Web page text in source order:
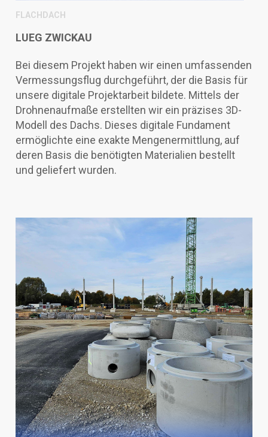
FLACHDACH
LUEG ZWICKAU
Bei diesem Projekt haben wir einen umfassenden
Vermessungsflug durchgeführt, der die Basis für
unsere digitale Projektarbeit bildete. Mittels der
Drohnenaufmaße erstellten wir ein präzises 3D-
Modell des Dachs. Dieses digitale Fundament
ermöglichte eine exakte Mengenermittlung, auf
deren Basis die benötigten Materialien bestellt
und geliefert wurden.